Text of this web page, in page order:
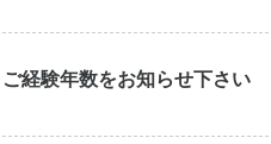
ご経験年数をお知らせ下さい